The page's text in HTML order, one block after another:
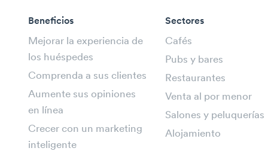
Beneficios
Mejorar la experiencia de
los huéspedes
Comprenda a sus clientes
Aumente sus opiniones
en línea
Crecer con un marketing
inteligente
Sectores
Cafés
Pubs y bares
Restaurantes
Venta al por menor
Salones y peluquerías
Alojamiento